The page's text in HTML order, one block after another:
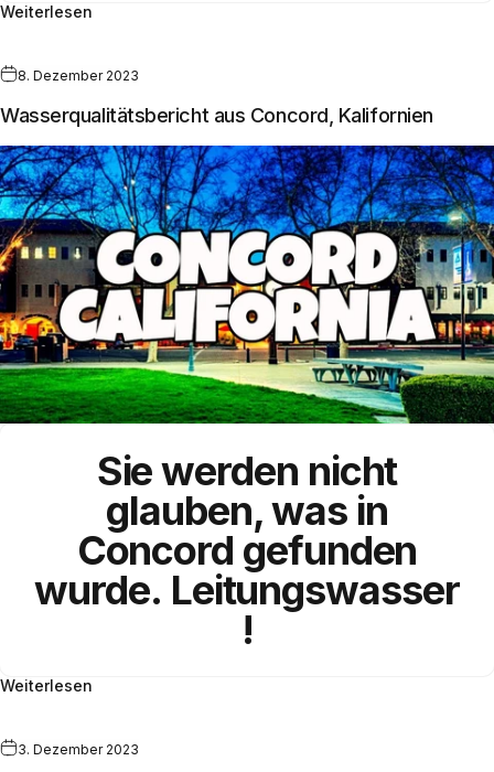
Weiterlesen
8. Dezember 2023
Wasserqualitätsbericht aus Concord, Kalifornien
Sie werden nicht
glauben, was in
Concord gefunden
wurde. Leitungswasser
!
Weiterlesen
3. Dezember 2023